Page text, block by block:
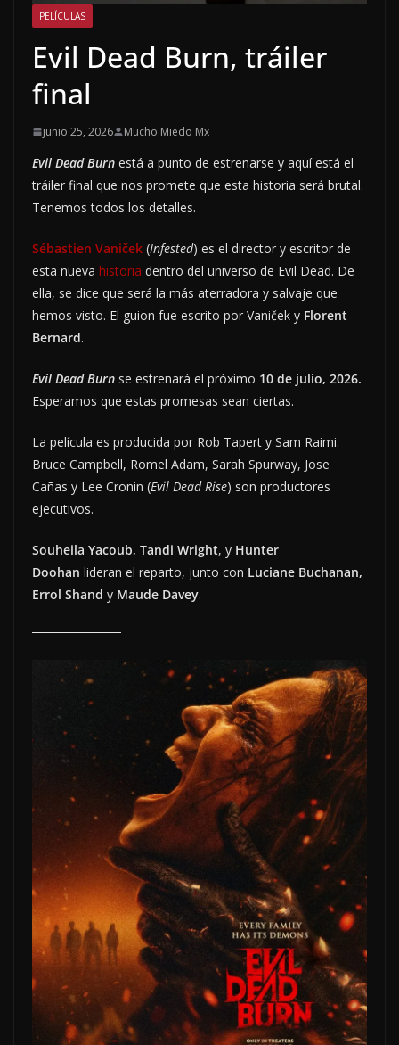
PELÍCULAS
Evil Dead Burn, tráiler
final
junio 25, 2026 Mucho Miedo Mx
Evil Dead Burn está a punto de estrenarse y aquí está el
tráiler final que nos promete que esta historia será brutal.
Tenemos todos los detalles.
Sébastien Vaniček (Infested) es el director y escritor de
esta nueva historia dentro del universo de Evil Dead. De
ella, se dice que será la más aterradora y salvaje que
hemos visto. El guion fue escrito por Vaniček y Florent
Bernard.
Evil Dead Burn se estrenará el próximo 10 de julio, 2026.
Esperamos que estas promesas sean ciertas.
La película es producida por Rob Tapert y Sam Raimi.
Bruce Campbell, Romel Adam, Sarah Spurway, Jose
Cañas y Lee Cronin (Evil Dead Rise) son productores
ejecutivos.
Souheila Yacoub, Tandi Wright, y Hunter
Doohan lideran el reparto, junto con Luciane Buchanan,
Errol Shand y Maude Davey.